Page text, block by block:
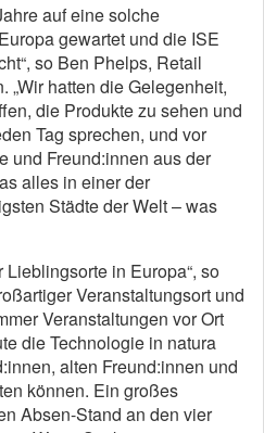
auf eine solche
gewartet und die ISE
so Ben Phelps, Retail
„Wir hatten die Gelegenheit,
die Produkte zu sehen und
Tag sprechen, und vor
und Freund:innen aus der
alles in einer der
Städte der Welt – was
in Europa“, so
Veranstaltungsort und
Veranstaltungen vor Ort
die Technologie in natura
alten Freund:innen und
können. Ein großes
Absen-Stand an den vier